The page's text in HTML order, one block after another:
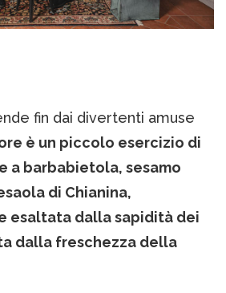
fin dai divertenti amuse
è un piccolo esercizio di
a barbabietola, sesamo
di Chianina,
esaltata dalla sapidità dei
dalla freschezza della